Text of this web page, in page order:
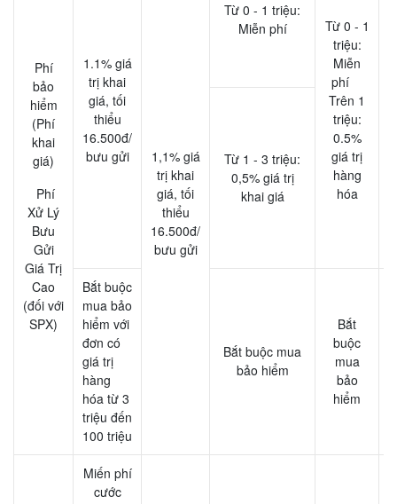
Phí
bảo
hiểm
(Phí
khai
giá)
Phí
Xử Lý
Bưu
Gửi
Giá Trị
Cao
(đối với
SPX)
1.1% giá
trị khai
giá, tối
thiểu
16.500đ/
bưu gửi
1,1% giá
trị khai
giá, tối
thiểu
16.500đ/
bưu gửi
Từ 0 - 1 triệu:
Miễn phí
Từ 0 - 1
triệu:
Miễn
phí
Trên 1
triệu:
0.5%
giá trị
hàng
hóa
Từ 1 - 3 triệu:
0,5% giá trị
khai giá
Bắt buộc
mua bảo
hiểm với
đơn có
giá trị
hàng
hóa từ 3
triệu đến
100 triệu
Bắt buộc mua
bảo hiểm
Bắt
buộc
mua
bảo
hiểm
Miến phí
cước